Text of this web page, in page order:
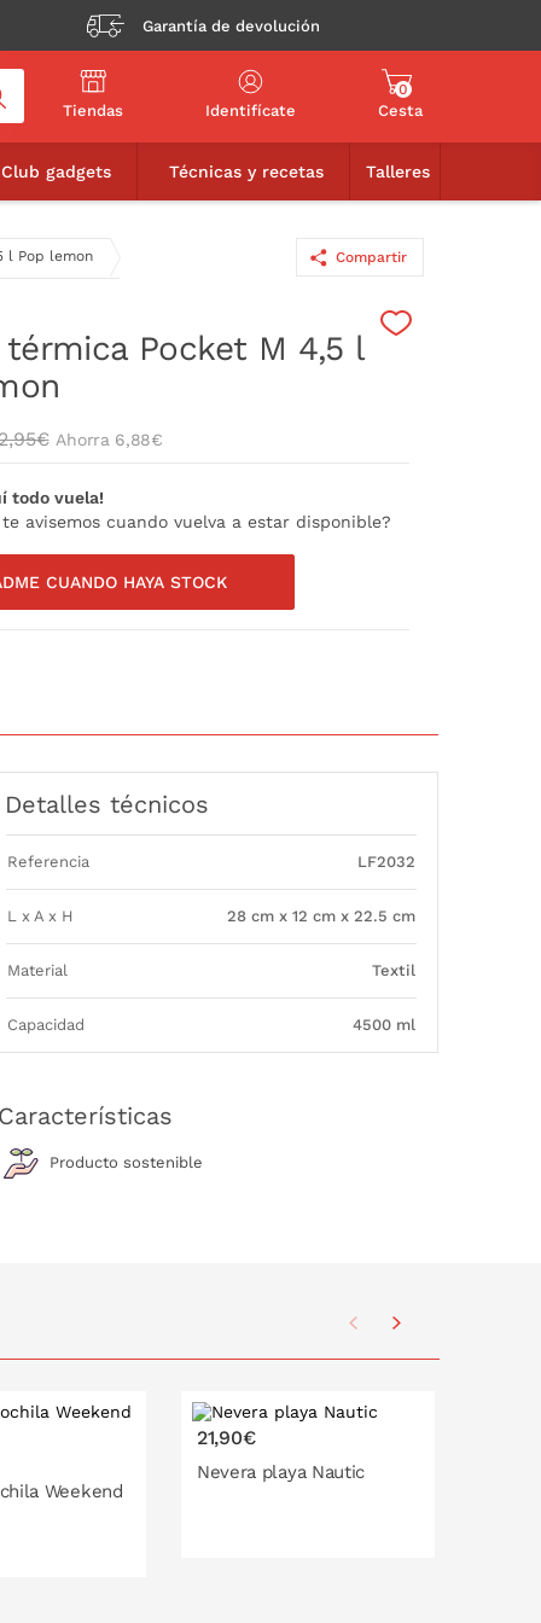
Garantía de devolución
Tiendas Identifícate
0
Cesta
Club gadgets Técnicas y recetas Talleres
l Pop lemon
térmica Pocket M 4,5 l
Ahorra 6,88€
todo vuela!
avisemos cuando vuelva a estar disponible?
CUANDO HAYA STOCK
Compartir
Detalles técnicos
Referencia LF2032
L x A x H 28 cm x 12 cm x 22.5 cm
Material Textil
Capacidad 4500 ml
Características
Producto sostenible
Weekend
21,90€
Nevera playa Nautic